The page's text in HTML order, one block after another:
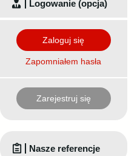
Logowanie (opcja)
Zaloguj się
Zapomniałem hasła
Zarejestruj się
Nasze referencje